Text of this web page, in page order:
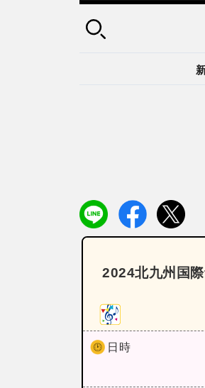
2024北九州国
日時